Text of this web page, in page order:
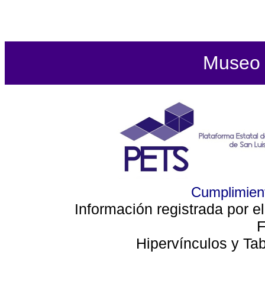
Información registrada por
Hipervínculos y